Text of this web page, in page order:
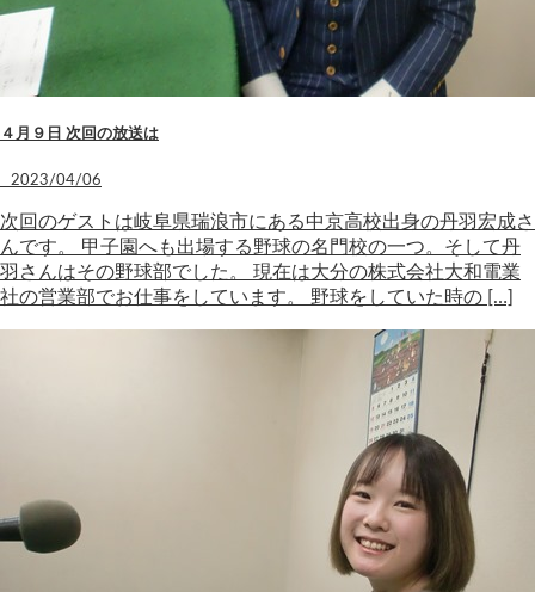
４月９日 次回の放送は
2023/04/06
次回のゲストは岐阜県瑞浪市にある中京高校出身の丹羽宏成さ
んです。 甲子園へも出場する野球の名門校の一つ。そして丹
羽さんはその野球部でした。 現在は大分の株式会社大和電業
社の営業部でお仕事をしています。 野球をしていた時の […]